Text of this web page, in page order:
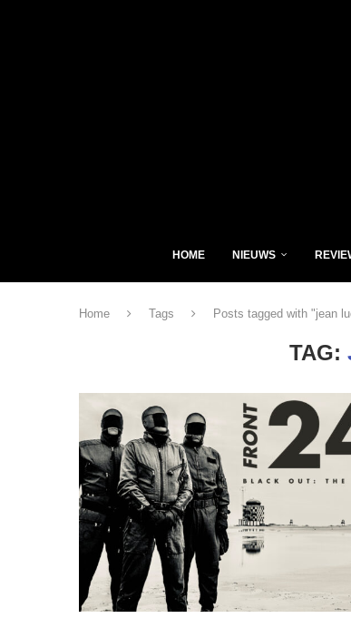
HOME NIEUWS
Home Tags Posts tagged with "jean
TAG: